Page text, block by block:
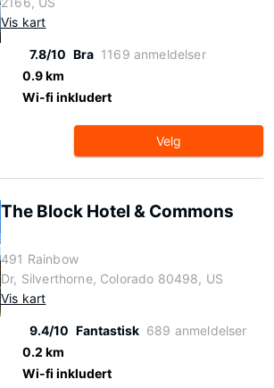
Vis kart
7.8/10 Bra 1169 anmeldelser
0.9 km
Wi-fi inkludert
Velg
The Block Hotel & Commons
491 Rainbow
Dr, Silverthorne, Colorado 80498, US
Vis kart
9.4/10 Fantastisk 689 anmeldelser
0.2 km
Wi-fi inkludert